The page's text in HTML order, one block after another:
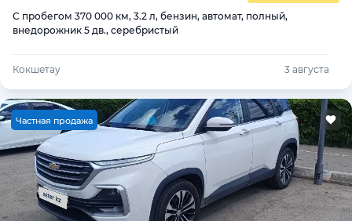
С пробегом 370 000 км, 3.2 л, бензин, автомат, полный,
внедорожник 5 дв., серебристый
Кокшетау 3 августа
Частная продажа